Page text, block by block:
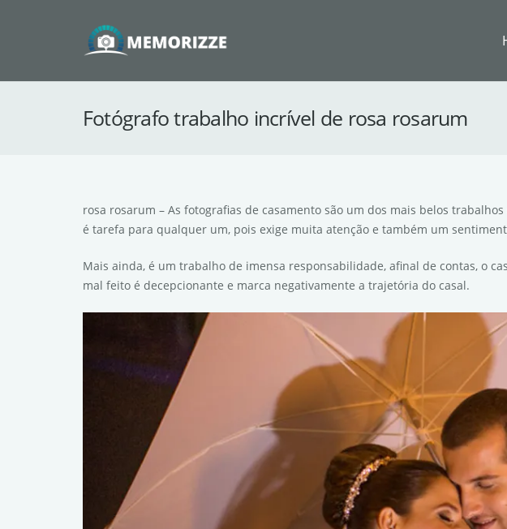
Fotógrafo trabalho incrível de rosa rosarum
rosa rosarum – As fotografias de casamento são um dos mais belos
é tarefa para qualquer um, pois exige muita atenção e também um
Mais ainda, é um trabalho de imensa responsabilidade, afinal de contas, o
mal feito é decepcionante e marca negativamente a trajetória do casal.